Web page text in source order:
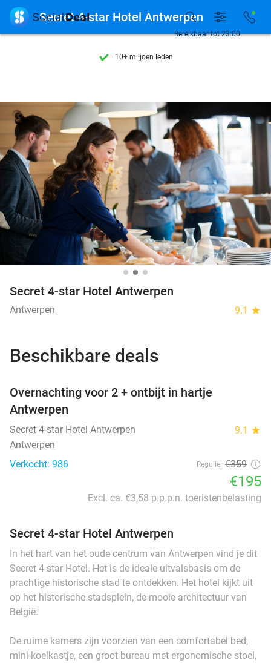
7 dagen per week beschikbaar
10+ miljoen leden
7 dagen per week beschikbaar
10+ miljoen leden
Bereikbaar tot 23:00
 Secret 4-star Hotel Antwerpen
Secret 4-star Hotel Antwerpen
Antwerpen 9.1 star
Beschikbare deals
Overnachting voor 2 + ontbijt in hartje
Antwerpen
Secret 4-star Hotel Antwerpen 9.1 star
Antwerpen
Verkocht: 986
Regulier €359
€195
Excl. ca. €3,58 p.p.p.n. toeristenbelasting
Secret 4-star Hotel Antwerpen
In het hart van het oude centrum van Antwerpen vind je dit
Secret 4-star Hotel. Het is de ideale uitvalsbasis om de
prachtige historische stad te ontdekken. Het hotel kijkt uit
op het historische stadsplein, de mooie architectuur van
België.
De ruime kamers zijn voorzien van een comfortabel bed,
mini-koelkastje, een groot bureau met ergonomische stoel,